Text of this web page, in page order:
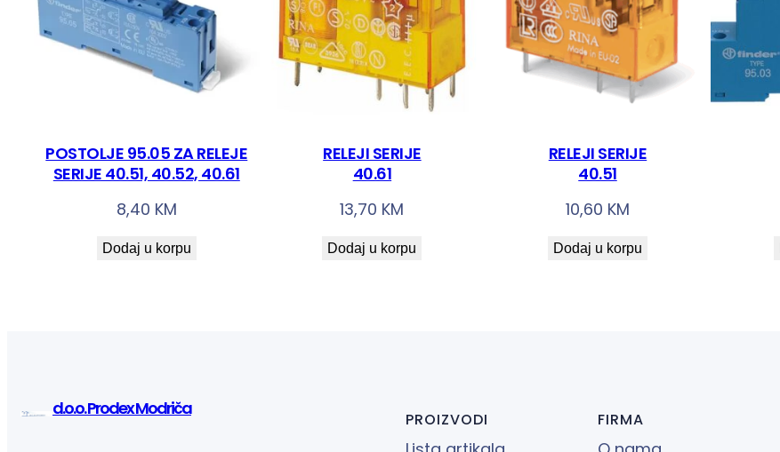
POSTOLJE 95.05 ZA RELEJE
SERIJE 40.51, 40.52, 40.61
8,40 KM
Dodaj u korpu
RELEJI SERIJE
40.61
13,70 KM
Dodaj u korpu
RELEJI SERIJE
40.51
10,60 KM
Dodaj u korpu
d.o.o. Prodex Modriča
PROIZVODI FIRMA